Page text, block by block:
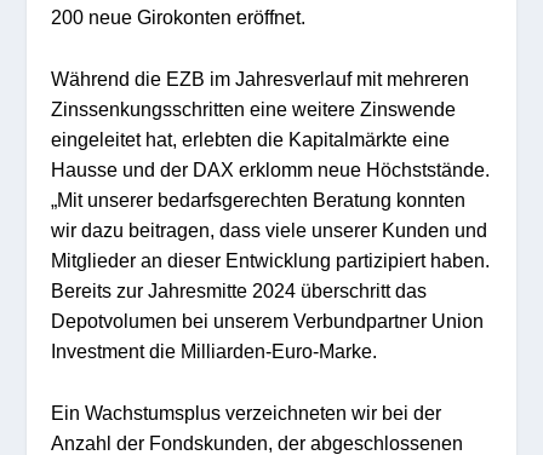
200 neue Girokonten eröffnet.
Während die EZB im Jahresverlauf mit mehreren
Zinssenkungsschritten eine weitere Zinswende
eingeleitet hat, erlebten die Kapitalmärkte eine
Hausse und der DAX erklomm neue Höchststände.
„Mit unserer bedarfsgerechten Beratung konnten
wir dazu beitragen, dass viele unserer Kunden und
Mitglieder an dieser Entwicklung partizipiert haben.
Bereits zur Jahresmitte 2024 überschritt das
Depotvolumen bei unserem Verbundpartner Union
Investment die Milliarden-Euro-Marke.
Ein Wachstumsplus verzeichneten wir bei der
Anzahl der Fondskunden, der abgeschlossenen